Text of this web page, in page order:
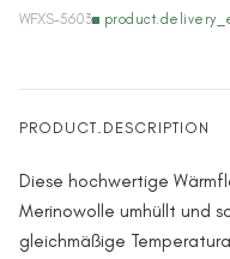
WFXS-5603
PRODUCT.DESCRIPTION
Diese hochwertige
Merinowolle umhüllt und
gleichmäßige